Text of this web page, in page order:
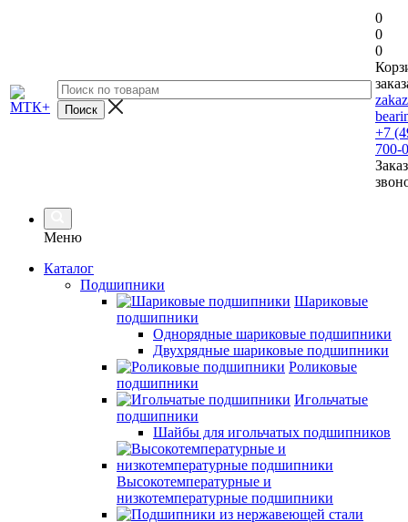
0
0
0
+7
700-
Меню
Каталог
Подшипники
Шариковые
подшипники
Однорядные шариковые подшипники
Двухрядные шариковые подшипники
Роликовые
подшипники
Игольчатые
подшипники
Шайбы для игольчатых подшипников
Высокотемпературные и
низкотемпературные подшипники